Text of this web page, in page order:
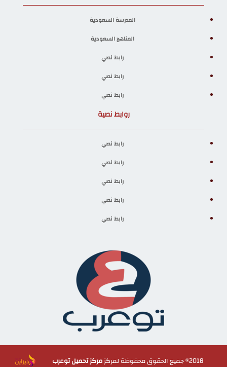
المدرسة السعودية
المناهج السعودية
رابط نصي
رابط نصي
رابط نصي
روابط نصية
رابط نصي
رابط نصي
رابط نصي
رابط نصي
رابط نصي
2018© جميع الحقوق محفوظة لمركز مركز تحميل توعرب